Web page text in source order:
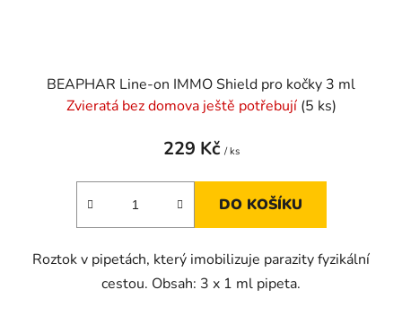
BEAPHAR Line-on IMMO Shield pro kočky 3 ml
Zvieratá bez domova ještě potřebují (5 ks)
229 Kč / ks
DO KOŠÍKU
Roztok v pipetách, který imobilizuje parazity fyzikální
cestou. Obsah: 3 x 1 ml pipeta.